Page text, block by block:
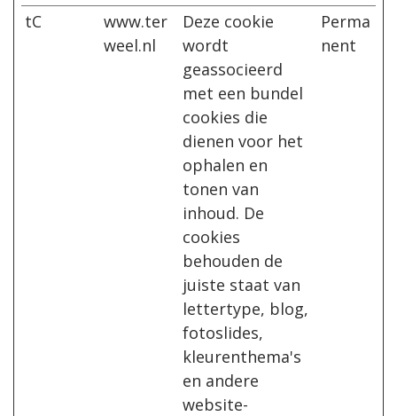
tC
www.ter
weel.nl
Deze cookie
wordt
geassocieerd
met een bundel
cookies die
dienen voor het
ophalen en
tonen van
inhoud. De
cookies
behouden de
juiste staat van
lettertype, blog,
fotoslides,
kleurenthema's
en andere
website-
Perma
nent